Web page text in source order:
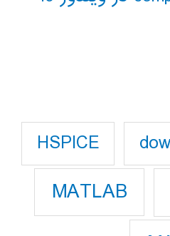
HSPICE
MATLAB